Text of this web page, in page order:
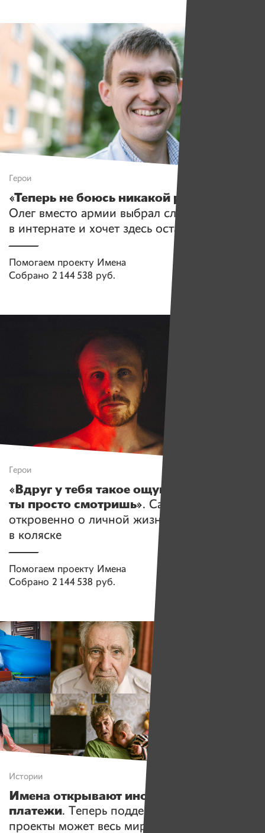
Герои
«Теперь не боюсь никакой работы»
Олег вместо армии выбрал службу
в интернате и хочет здесь остаться
Помогаем проекту Имена
Собрано 2 144 538 руб.
Герои
«Вдруг у тебя такое ощущение, что
ты просто смотришь». Саша Авдевич —
откровенно о личной жизни человека
в коляске
Помогаем проекту Имена
Собрано 2 144 538 руб.
Истории
Имена открывают иностранные
платежи. Теперь поддержать наши
проекты может весь мир!